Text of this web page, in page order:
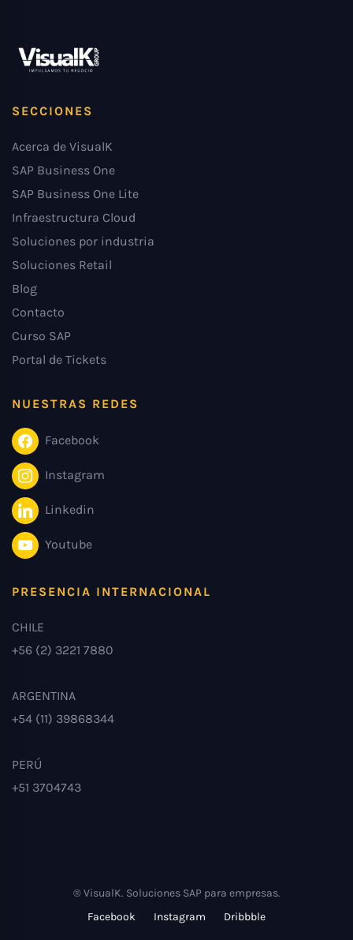
SECCIONES
Acerca de VisualK
SAP Business One
SAP Business One Lite
Infraestructura Cloud
Soluciones por industria
Soluciones Retail
Blog
Contacto
Curso SAP
Portal de Tickets
NUESTRAS REDES
Facebook
Instagram
Linkedin
Youtube
PRESENCIA INTERNACIONAL
CHILE
+56 (2) 3221 7880
ARGENTINA
+54 (11) 39868344
PERÚ
+51 3704743
® VisualK. Soluciones SAP para empresas.
Facebook
Instagram Dribbble